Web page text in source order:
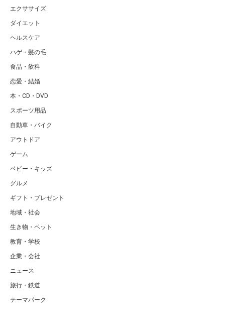
エクササイズ
ダイエット
ヘルスケア
ハゲ・髪の毛
食品・飲料
恋愛・結婚
本・CD・DVD
スポーツ用品
自動車・バイク
アウトドア
ゲーム
ベビー・キッズ
グルメ
ギフト・プレゼント
地域・社会
生き物・ペット
教育・学校
企業・会社
ニュース
旅行・鉄道
テーマパーク